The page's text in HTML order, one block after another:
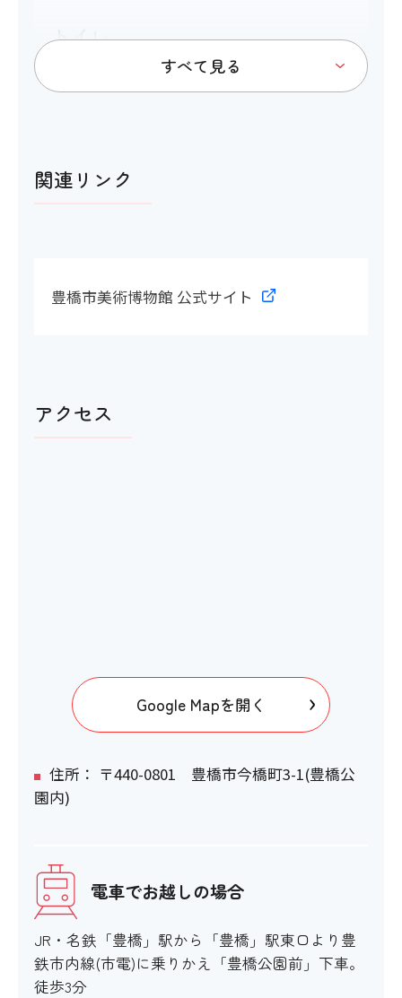
トイレ
多目的トイレ
〇
アイコンの説明
階段・段差
〇
〇
エレベーター
関連リンク
豊橋市美術博物館 公式サイト
アクセス
Google Mapを開く
住所： 〒440-0801 豊橋市今橋町3-1(豊橋公
園内)
電車でお越しの場合
JR・名鉄「豊橋」駅から「豊橋」駅東口より豊
鉄市内線(市電)に乗りかえ「豊橋公園前」下車。
徒歩3分